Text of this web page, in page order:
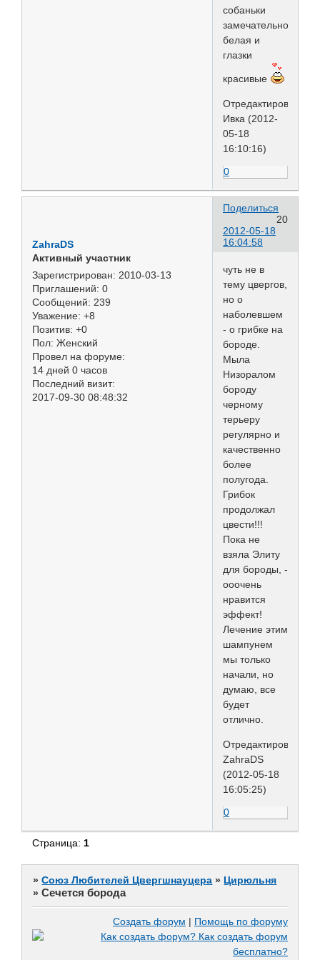
собаньки
замечательно
белая и
глазки
красивые
Отредактировано
Ивка (2012-
05-18
16:10:16)
0
Поделиться
20
2012-05-18
16:04:58
ZahraDS
Активный участник
Зарегистрирован: 2010-03-13
Приглашений: 0
Сообщений: 239
Уважение: +8
Позитив: +0
Пол: Женский
Провел на форуме:
14 дней 0 часов
Последний визит:
2017-09-30 08:48:32
чуть не в
тему цвергов,
но о
наболевшем
- о грибке на
бороде.
Мыла
Низоралом
бороду
черному
терьеру
регулярно и
качественно
более
полугода.
Грибок
продолжал
цвести!!!
Пока не
взяла Элиту
для бороды, -
ооочень
нравится
эффект!
Лечение этим
шампунем
мы только
начали, но
думаю, все
будет
отлично.
Отредактировано
ZahraDS
(2012-05-18
16:05:25)
0
Страница: 1
»Союз Любителей Цвергшнауцера » Цирюльня
»Сечется борода
Создать форум | Помощь по форуму